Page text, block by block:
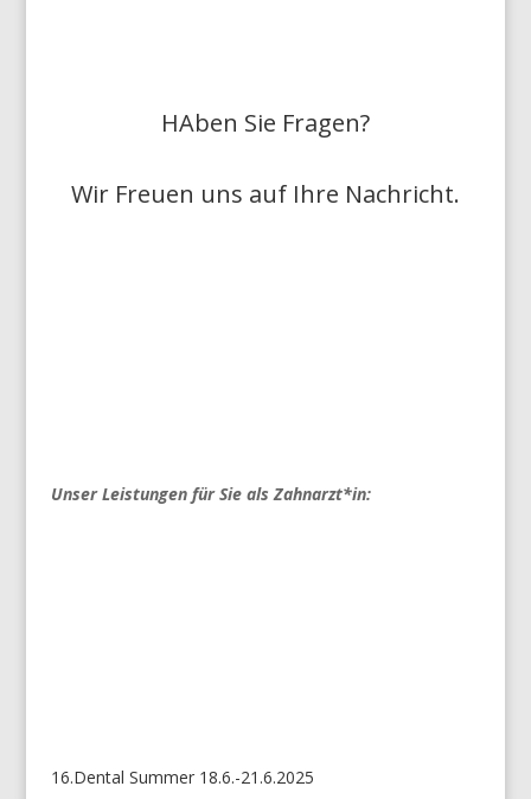
HAben Sie Fragen?
Wir Freuen uns auf Ihre Nachricht.
Unser Leistungen für Sie als Zahnarzt*in:
16.Dental Summer 18.6.-21.6.2025